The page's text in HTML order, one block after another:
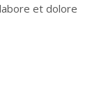
et dolore